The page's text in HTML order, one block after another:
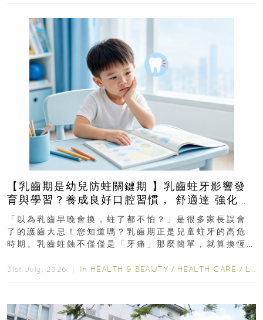
【乳齒期是幼兒防蛀關鍵期 】乳齒蛀牙影響發
育與學習？養成良好口腔習慣， 舒適達 強化琺
瑯質 兒童牙膏防護指南
「以為乳齒早晚會換，蛀了都不怕？」是很多家長誤會
了的護齒大忌！您知道嗎？乳齒期正是兒童蛀牙的高危
時期。乳齒蛀蝕不僅僅是「牙痛」那麼簡單，就算換恆
31st July, 2026 ｜ In HEALTH & BEAUTY / HEALTH CARE / LIFESTYLE